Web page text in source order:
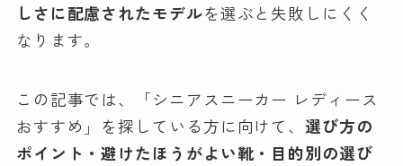
しさに配慮されたモデルを選ぶと失敗しにくく
なります。
この記事では、「シニアスニーカー レディース
おすすめ」を探している方に向けて、 選び方の
ポイント・避けたほうがよい靴・目的別の選び